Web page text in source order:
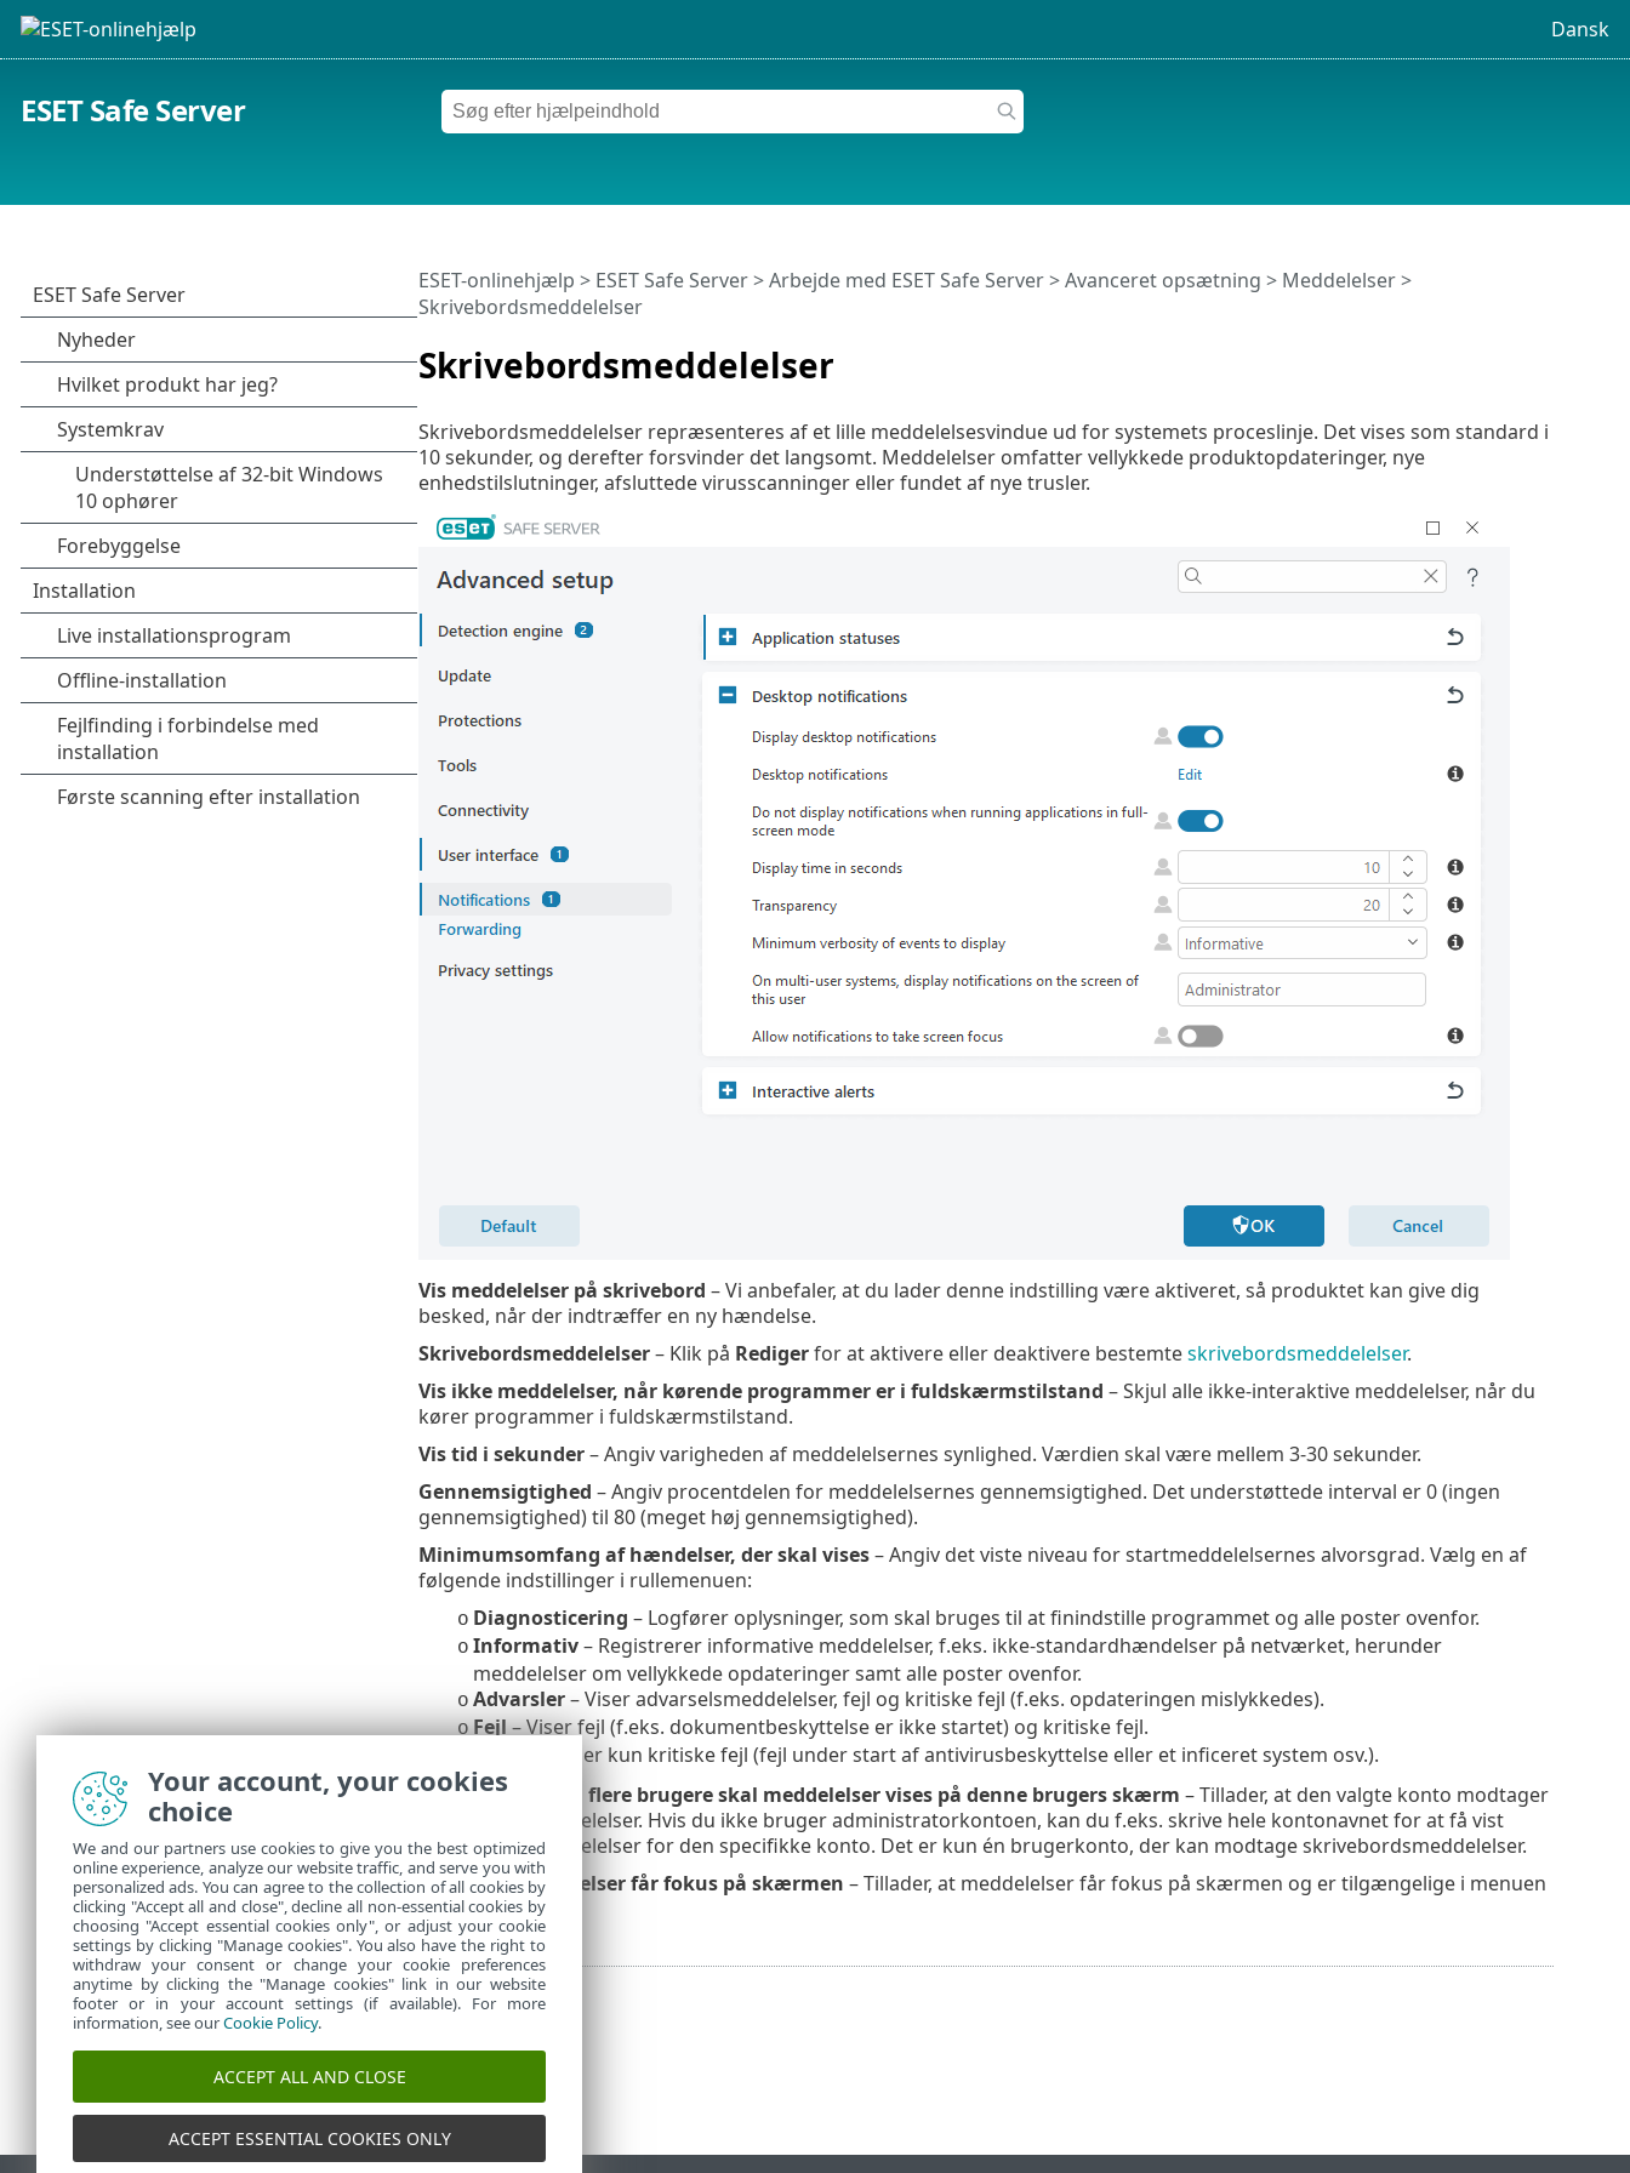
Dansk
ESET Safe Server
Skrivebordsmeddelelser
ESET-onlinehjælp > ESET Safe Server>Arbejde med ESET Safe Server>Avanceret opsætning > Meddelelser>
Skrivebordsmeddelelser
Skrivebordsmeddelelser repræsenteres af et lille meddelelsesvindue ud for systemets proceslinje. Det vises som standard i
10 sekunder, og derefter forsvinder det langsomt. Meddelelser omfatter vellykkede produktopdateringer, nye
enhedstilslutninger, afsluttede virusscanninger eller fundet af nye trusler.
Vis meddelelser på skrivebord – Vi anbefaler, at du lader denne indstilling være aktiveret, så produktet kan give dig
besked, når der indtræffer en ny hændelse.
Skrivebordsmeddelelser– Klik på Redigerfor at aktivere eller deaktivere bestemteskrivebordsmeddelelser.
Vis ikke meddelelser, når kørende programmer er i fuldskærmstilstand – Skjul alle ikke-interaktive meddelelser, når du
kører programmer i fuldskærmstilstand.
Vis tid i sekunder– Angiv varigheden af meddelelsernes synlighed. Værdien skal være mellem 3-30 sekunder.
Gennemsigtighed – Angiv procentdelen for meddelelsernes gennemsigtighed. Det understøttede interval er 0 (ingen
gennemsigtighed) til 80 (meget høj gennemsigtighed).
Minimumsomfang af hændelser, der skal vises– Angiv det viste niveau for startmeddelelsernes alvorsgrad. Vælg en af
følgende indstillinger i rullemenuen:
o Diagnosticering – Logfører oplysninger, som skal bruges til at finindstille programmet og alle poster ovenfor.
o Informativ– Registrerer informative meddelelser, f.eks. ikke-standardhændelser på netværket, herunder
meddelelser om vellykkede opdateringer samt alle poster ovenfor.
o Advarsler– Viser advarselsmeddelelser, fejl og kritiske fejl (f.eks. opdateringen mislykkedes).
oFejl– Viser fejl (f.eks. dokumentbeskyttelse er ikke startet) og kritiske fejl.
– Viser kun kritiske fejl (fejl under start af antivirusbeskyttelse eller et inficeret system osv.).
På systemer med flere brugere skal meddelelser vises på denne brugers skærm – Tillader, at den valgte konto modtager
skrivebordsmeddelelser. Hvis du ikke bruger administratorkontoen, kan du f.eks. skrive hele kontonavnet for at få vist
skrivebordsmeddelelser for den specifikke konto. Det er kun én brugerkonto, der kan modtage skrivebordsmeddelelser.
Tillad, at meddelelser får fokus på skærmen – Tillader, at meddelelser får fokus på skærmen og er tilgængelige i menuen
ALT + Tab.
Your account, your cookies
choice
We and our partners use cookies to give you the best optimized
online experience, analyze our website traffic, and serve you with
personalized ads. You can agree to the collection of all cookies by
clicking "Accept all and close", decline all non-essential cookies by
choosing "Accept essential cookies only", or adjust your cookie
settings by clicking "Manage cookies". You also have the right to
withdraw your consent or change your cookie preferences
anytime by clicking the "Manage cookies" link in our website
footer or in your account settings (if available). For more
information, see ourCookie Policy.
ACCEPT ALL AND CLOSE
ACCEPT ESSENTIAL COOKIES ONLY